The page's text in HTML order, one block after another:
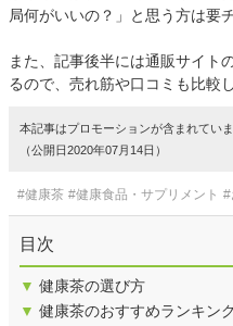
局何がいいの？」と思う方は要
また、記事後半には通販サイト
るので、売れ筋や口コミも比較
本記事はプロモーションが含まれてい
（公開日2020年07月14日）
#健康茶 #健康食品・サプリメント #
目次
▼ 健康茶の選び方
▼ 健康茶のおすすめランキン